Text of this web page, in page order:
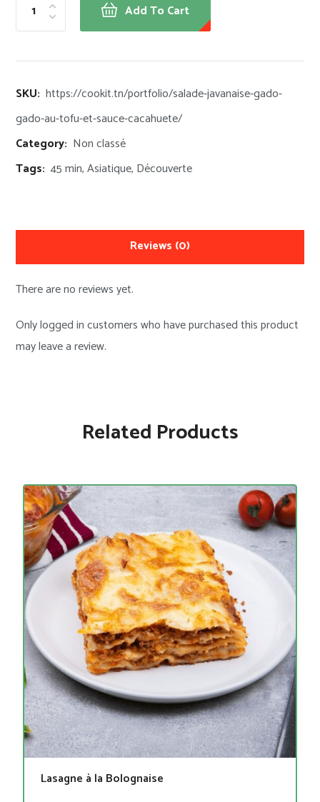
SKU: https://cookit.tn/portfolio/salade-javanaise-gado-
gado-au-tofu-et-sauce-cacahuete/
Category: Non classé
Tags: 45 min,Asiatique, Découverte
Add To Cart
Reviews (0)
There are no reviews yet.
Only logged in customers who have purchased this product
may leave a review.
Related Products
Lasagne à la Bolognaise